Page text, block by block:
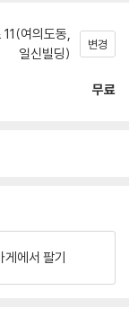
여의도동,
일신빌딩)
변경
무료
게에서 팔기